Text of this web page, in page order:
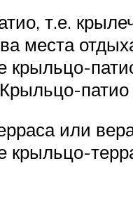
т.е.
места
крыльцо-
или
крыльцо-